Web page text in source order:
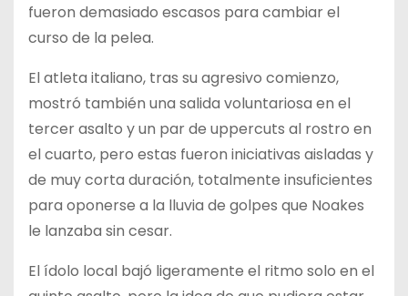
fueron demasiado escasos para cambiar el
curso de la pelea.
El atleta italiano, tras su agresivo comienzo,
mostró también una salida voluntariosa en el
tercer asalto y un par de uppercuts al rostro en
el cuarto, pero estas fueron iniciativas aisladas y
de muy corta duración, totalmente insuficientes
para oponerse a la lluvia de golpes que Noakes
le lanzaba sin cesar.
El ídolo local bajó ligeramente el ritmo solo en el